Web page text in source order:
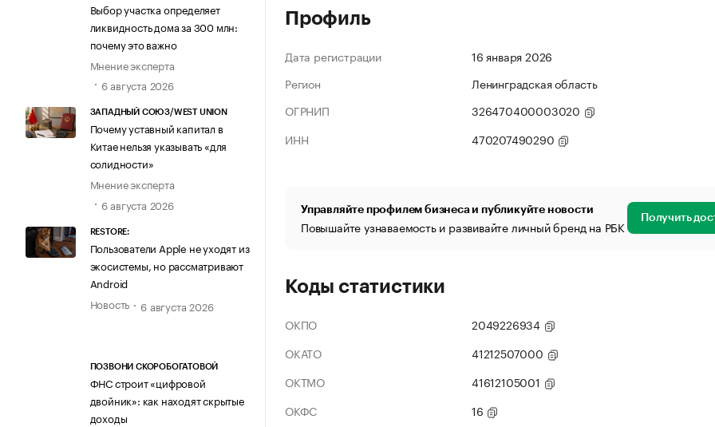
Выбор участка определяет
ликвидность дома за 300 млн:
почему это важно
Мнение эксперта
6 августа 2026
ЗАПАДНЫЙ СОЮЗ/WEST UNION
Почему уставный капитал в
Китае нельзя указывать «для
солидности»
Мнение эксперта
6 августа 2026
RESTORE:
Пользователи Apple не уходят из
экосистемы, но рассматривают
Android
Новость
6 августа 2026
ПОЗВОНИ СКОРОБОГАТОВОЙ
ФНС строит «цифровой
двойник»: как находят скрытые
доходы
Профиль
Дата регистрации
16 января 2026
Регион
Ленинградская область
ОГРНИП
326470400003020
ИНН
470207490290
Управляйте профилем бизнеса и публикуйте новости
Повышайте узнаваемость и развивайте личный бренд на РБК Получить
Коды статистики
ОКПО
2049226934
ОКАТО
41212507000
ОКТМО
41612105001
ОКФС
16